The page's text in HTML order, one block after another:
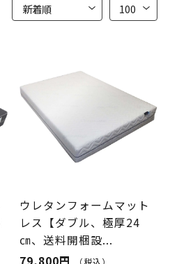
ウレタンフォームマット
レス【ダブル、極厚24
㎝、送料開梱設...
79,800円
（税込）